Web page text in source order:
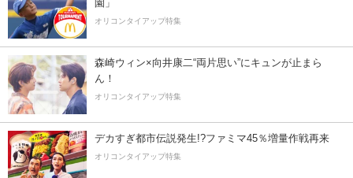
園」
オリコンタイアップ特集
森崎ウィン×向井康二“両片思い”にキュンが止まら
ん！
オリコンタイアップ特集
デカすぎ都市伝説発生!?ファミマ45％増量作戦再来
オリコンタイアップ特集